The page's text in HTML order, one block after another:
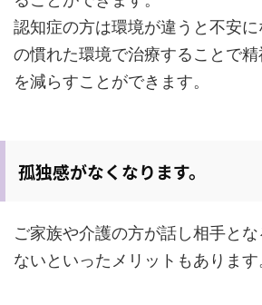
認知症の方は環境が違うと不安
の慣れた環境で治療することで
を減らすことができます。
孤独感がなくなります。
ご家族や介護の方が話し相手と
ないといったメリットもあります